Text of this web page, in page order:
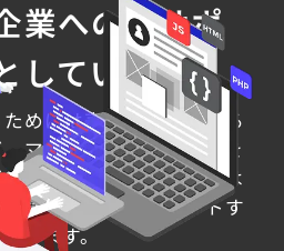
業へのITサポ
しています
めには売上を向上させる
マーケティングに予算を
なくありません。我々は
様を包括的にサポートす
ります。